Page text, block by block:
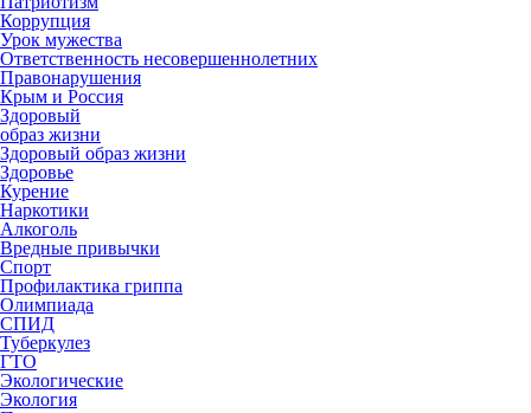
Коррупция
Урок мужества
Ответственность несовершеннолетних
Правонарушения
Крым и Россия
Здоровый
образ жизни
Здоровый образ жизни
Здоровье
Курение
Наркотики
Алкоголь
Вредные привычки
Спорт
Профилактика гриппа
Олимпиада
СПИД
Туберкулез
ГТО
Экологические
Экология